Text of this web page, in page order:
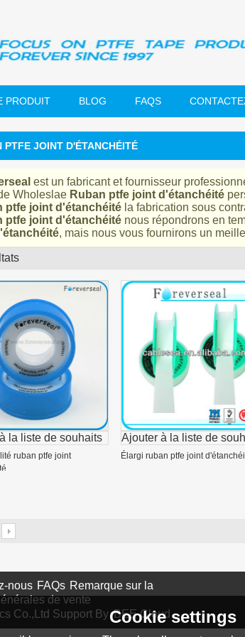
PRODUIT BLOG FAQS
PTFE JOINT D'ÉTANCHÉITÉ
est un fabricant et fournisseur
Wholeslae Ruban ptfe joint d'étanchéité
ptfe joint d'étanchéité la fabrication sous
ptfe joint d'étanchéité nous répondrons en
, mais nous vous fournirons un
la liste de souhaits
ruban ptfe joint
Ajouter à la liste de
Élargi ruban ptfe joint
nous FAQs Remarque sur la
de vente
Co.,Ltd Support ByBEE Cloud
Cookie settings